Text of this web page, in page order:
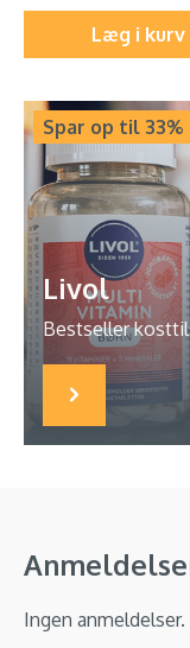
Læg i kurv
Spar op til 33%
Livol
Bestseller
Ingen